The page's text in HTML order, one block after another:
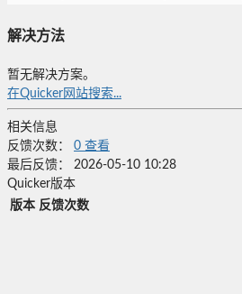
解决方法
暂无解决方案。
在Quicker网站搜索...
相关信息
反馈次数：
0 查看
最后反馈：
2026-05-10 10:28
Quicker版本
版本 反馈次数